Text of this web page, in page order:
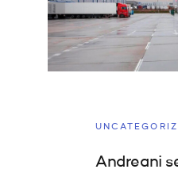
Andreani